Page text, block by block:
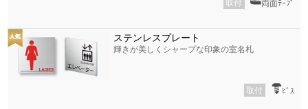
取付 両面ﾃｰﾌﾟ
ステンレスプレート
輝きが美しくシャープな印象の室名札
取付 ﾋﾞｽ